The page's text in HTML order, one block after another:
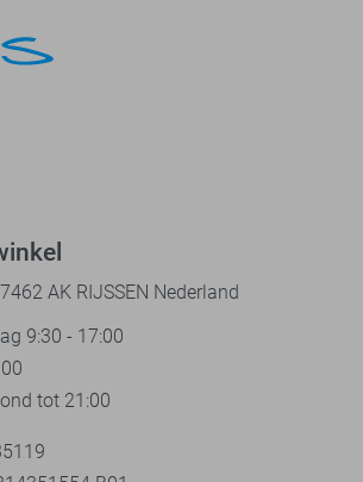
AK RIJSSEN Nederland
9:30 - 17:00
tot 21:00